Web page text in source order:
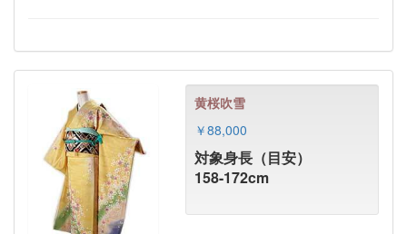
黄桜吹雪
￥88,000
対象身長（目安）
158-172cm